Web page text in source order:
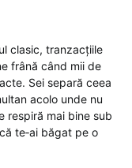
clasic, tranzacțiile
frână când mii de
Sei separă ceea
acolo unde nu
respiră mai bine sub
te‑ai băgat pe o